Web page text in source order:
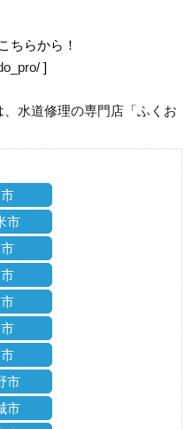
ちらから！
]
水道修理の専門店「ふくお
市
市
市